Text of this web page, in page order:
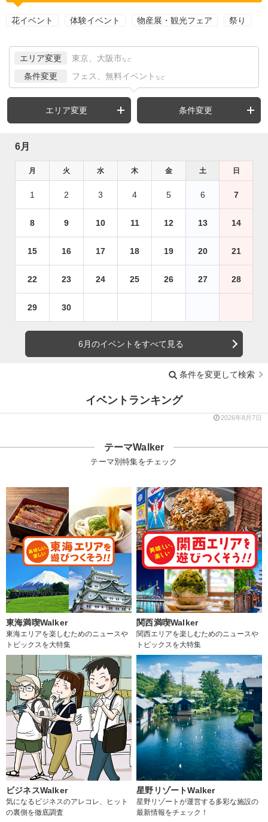
花イベント 体験イベント 物産展・観光フェア 祭り
エリア変更 東京、大阪市 など
条件変更 フェス、無料イベント など
エリア変更 条件変更
6月
月 火 水 木 金 土 日
1 2 3 4 5 6 7
8 9 10 11 12 13 14
15 16 17 18 19 20 21
22 23 24 25 26 27 28
29 30
6月のイベントをすべて見る
条件を変更して検索
イベントランキング
2026年8月7日
テーマWalker
テーマ別特集をチェック
東海満喫Walker
東海エリアを楽しむためのニュースや
トピックスを大特集
関西満喫Walker
関西エリアを楽しむためのニュースや
トピックスを大特集
ビジネスWalker
気になるビジネスのアレコレ、ヒット
の裏側を徹底調査
星野リゾートWalker
星野リゾートが運営する多彩な施設の
最新情報をチェック！